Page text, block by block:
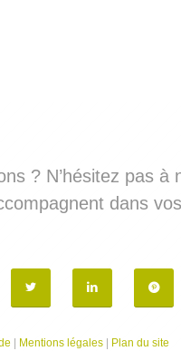
? N’hésitez pas à
dans
Mentions légales Plan du site